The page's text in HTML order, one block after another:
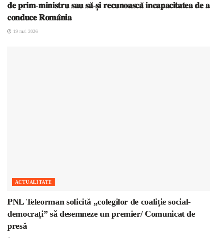
𝐝𝐞 𝐩𝐫𝐢𝐦-𝐦𝐢𝐧𝐢𝐬𝐭𝐫𝐮 𝐬𝐚𝐮 𝐬𝐚̆-𝐬̦𝐢 𝐫𝐞𝐜𝐮𝐧𝐨𝐚𝐬𝐜𝐚̆ 𝐢𝐧𝐜𝐚𝐩𝐚𝐜𝐢𝐭𝐚𝐭𝐞𝐚 𝐝𝐞 𝐚
𝐜𝐨𝐧𝐝𝐮𝐜𝐞 𝐑𝐨𝐦𝐚̂𝐧𝐢𝐚
19 mai 2026
ACTUALITATE
PNL Teleorman solicită „colegilor de coaliție social-
democrați” să desemneze un premier/ Comunicat de
presă